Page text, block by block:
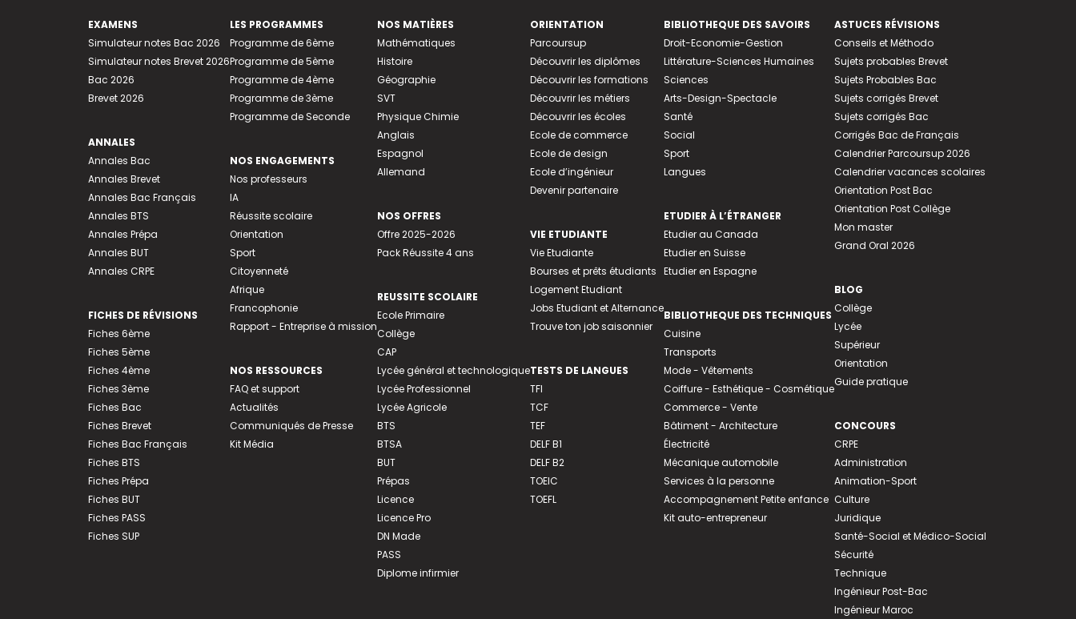
EXAMENS
Simulateur notes Bac 2026
Simulateur notes Brevet 2026
Bac 2026
Brevet 2026
ANNALES
Annales Bac
Annales Brevet
Annales Bac Français
Annales BTS
Annales Prépa
Annales BUT
Annales CRPE
FICHES DE RÉVISIONS
Fiches 6ème
Fiches 5ème
Fiches 4ème
Fiches 3ème
Fiches Bac
Fiches Brevet
Fiches Bac Français
Fiches BTS
Fiches Prépa
Fiches BUT
Fiches PASS
Fiches SUP
LES PROGRAMMES
Programme de 6ème
Programme de 5ème
Programme de 4ème
Programme de 3ème
Programme de Seconde
NOS ENGAGEMENTS
Nos professeurs
IA
Réussite scolaire
Orientation
Sport
Citoyenneté
Afrique
Francophonie
Rapport - Entreprise à mission
NOS RESSOURCES
FAQ et support
Actualités
Communiqués de Presse
Kit Média
NOS MATIÈRES
Mathématiques
Histoire
Géographie
SVT
Physique Chimie
Anglais
Espagnol
Allemand
NOS OFFRES
Offre 2025-2026
Pack Réussite 4 ans
REUSSITE SCOLAIRE
Ecole Primaire
Collège
CAP
Lycée général et technologique
Lycée Professionnel
Lycée Agricole
BTS
BTSA
BUT
Prépas
Licence
Licence Pro
DN Made
PASS
Diplome infirmier
ORIENTATION
Parcoursup
Découvrir les diplômes
Découvrir les formations
Découvrir les métiers
Découvrir les écoles
Ecole de commerce
Ecole de design
Ecole d’ingénieur
Devenir partenaire
VIE ETUDIANTE
Vie Etudiante
Bourses et prêts étudiants
Logement Etudiant
Jobs Etudiant et Alternance
Trouve ton job saisonnier
TESTS DE LANGUES
TFI
TCF
TEF
DELF B1
DELF B2
TOEIC
TOEFL
BIBLIOTHEQUE DES SAVOIRS
Droit-Economie-Gestion
Littérature-Sciences Humaines
Sciences
Arts-Design-Spectacle
Santé
Social
Sport
Langues
ETUDIER À L’ÉTRANGER
Etudier au Canada
Etudier en Suisse
Etudier en Espagne
BIBLIOTHEQUE DES TECHNIQUES
Cuisine
Transports
Mode - Vêtements
Coiffure - Esthétique - Cosmétique
Commerce - Vente
Bâtiment - Architecture
Électricité
Mécanique automobile
Services à la personne
Accompagnement Petite enfance
Kit auto-entrepreneur
ASTUCES RÉVISIONS
Conseils et Méthodo
Sujets probables Brevet
Sujets Probables Bac
Sujets corrigés Brevet
Sujets corrigés Bac
Corrigés Bac de Français
Calendrier Parcoursup 2026
Calendrier vacances scolaires
Orientation Post Bac
Orientation Post Collège
Mon master
Grand Oral 2026
BLOG
Collège
Lycée
Supérieur
Orientation
Guide pratique
CONCOURS
CRPE
Administration
Animation-Sport
Culture
Juridique
Santé-Social et Médico-Social
Sécurité
Technique
Ingénieur Post-Bac
Ingénieur Maroc